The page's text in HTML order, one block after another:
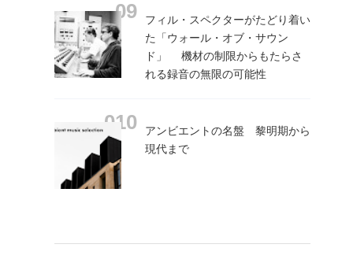
フィル・スペクターがたどり着い
た「ウォール・オブ・サウン
ド」 機材の制限からもたらさ
れる録音の無限の可能性
アンビエントの名盤 黎明期から
現代まで